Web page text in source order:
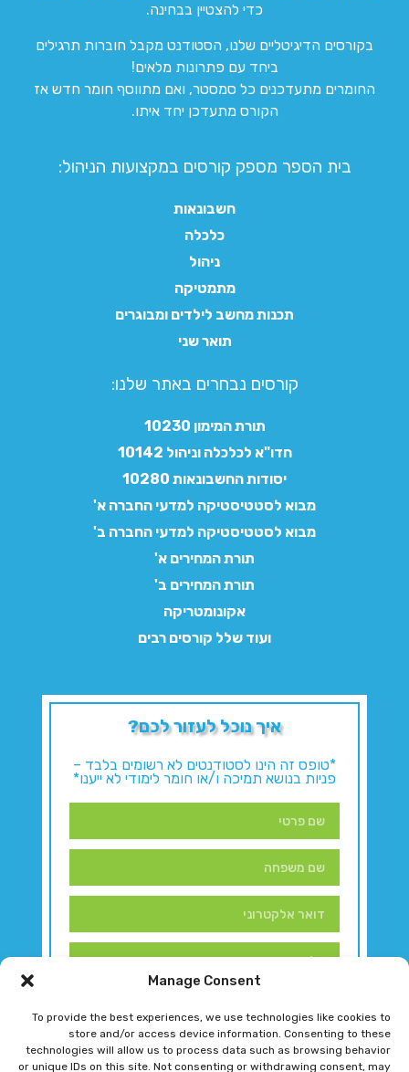
Manage Consent
To provide the best experiences, we use technologies like cookies to
store and/or access device information. Consenting to these
technologies will allow us to process data such as browsing behavior
or unique IDs on this site. Not consenting or withdrawing consent, may
כדי להצטיין בבחינה.
בקורסים הדיגיטליים שלנו, הסטודנט מקבל חוברות תרגילים
ביחד עם פתרונות מלאים!
החומרים מתעדכנים כל סמסטר, ואם מתווסף חומר חדש אז
הקורס מתעדכן יחד איתו.
בית הספר מספק קורסים במקצועות הניהול:
חשבונאות
כלכלה
ניהול
מתמטיקה
תכנות מחשב לילדים ומבוגרים
תואר שני
קורסים נבחרים באתר שלנו:​
תורת המימון 10230
חדו"א לכלכלה וניהול 10142
יסודות החשבונאות 10280
מבוא לסטטיסטיקה למדעי החברה א'
מבוא לסטטיסטיקה למדעי החברה ב'
תורת המחירים א'
תורת המחירים ב'
אקונומטריקה
ועוד שלל קורסים רבים
איך נוכל לעזור לכם?
*טופס זה הינו לסטודנטים לא רשומים בלבד –
פניות בנושא תמיכה ו/או חומר לימודי לא ייענו*